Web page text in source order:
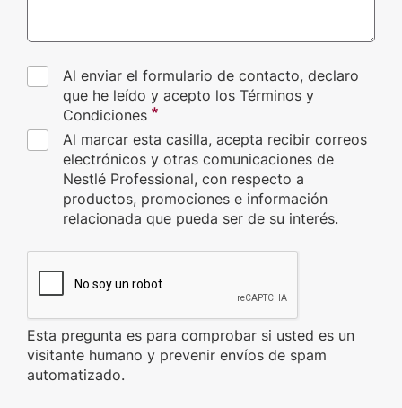
Al enviar el formulario de contacto, declaro
que he leído y acepto los Términos y
Condiciones
Al marcar esta casilla, acepta recibir correos
electrónicos y otras comunicaciones de
Nestlé Professional, con respecto a
productos, promociones e información
relacionada que pueda ser de su interés.
Esta pregunta es para comprobar si usted es un
visitante humano y prevenir envíos de spam
automatizado.